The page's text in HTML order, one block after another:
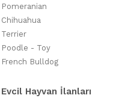
Pomeranian
Chihuahua
Terrier
Poodle - Toy
French Bulldog
Evcil Hayvan İlanları